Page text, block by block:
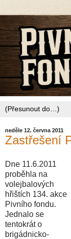
neděle 12. června 2011
Zastřešení
Dne 11.6.2011
proběhla na
volejbalových
hřištích 134. akce
Pivního fondu.
Jednalo se
tentokrát o
brigádnicko-